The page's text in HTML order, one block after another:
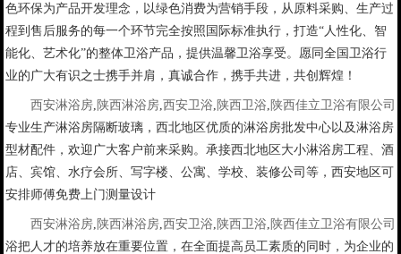
色环保为产品开发理念，以绿色消费为营销手段，从原料采购、生产过
程到售后服务的每一个环节完全按照国际标准执行，打造“人性化、智
能化、艺术化”的整体卫浴产品，提供温馨卫浴享受。愿同全国卫浴行
业的广大有识之士携手并肩，真诚合作，携手共进，共创辉煌！
西安淋浴房, 陕西淋浴房, 西安卫浴 陕西卫浴 陕西佳立卫浴有限公司
专业生产淋浴房隔断玻璃，西北地区优质的淋浴房批发中心以及淋浴房
型材配件，欢迎广大客户前来采购。承接西北地区大小淋浴房工程、酒
店、宾馆、水疗会所、写字楼、公寓、学校、装修公司等，西安地区可
安排师傅免费上门测量设计
西安淋浴房, 陕西淋浴房, 西安卫浴 陕西卫浴 陕西佳立卫浴有限公司
浴把人才的培养放在重要位置，在全面提高员工素质的同时，为企业的